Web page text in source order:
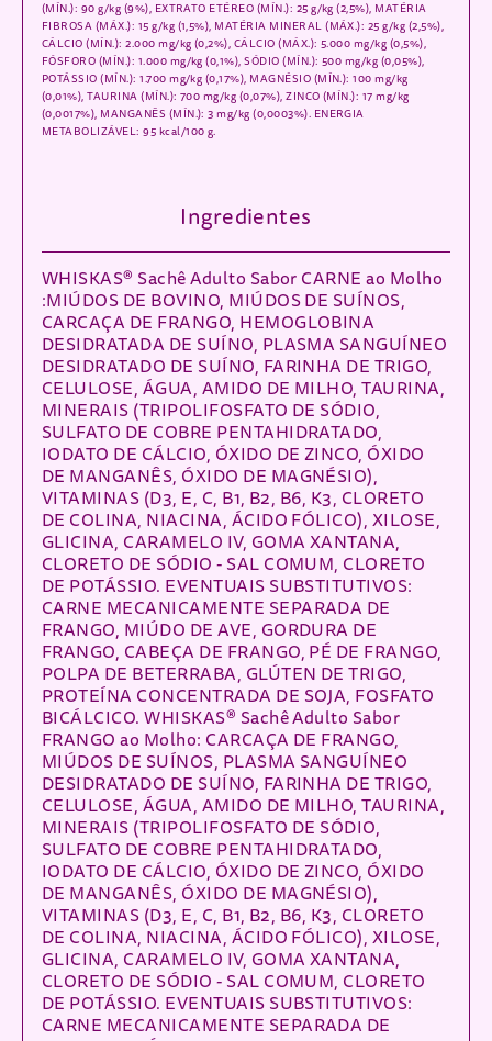
(MÍN.): 90 g/kg (9%), EXTRATO ETÉREO (MÍN.): 25 g/kg (2,5%), MATÉRIA
FIBROSA (MÁX.): 15 g/kg (1,5%), MATÉRIA MINERAL (MÁX.): 25 g/kg (2,5%),
CÁLCIO (MÍN.): 2.000 mg/kg (0,2%), CÁLCIO (MÁX.): 5.000 mg/kg (0,5%),
FÓSFORO (MÍN.): 1.000 mg/kg (0,1%), SÓDIO (MÍN.): 500 mg/kg (0,05%),
POTÁSSIO (MÍN.): 1.700 mg/kg (0,17%), MAGNÉSIO (MÍN.): 100 mg/kg
(0,01%), TAURINA (MÍN.): 700 mg/kg (0,07%), ZINCO (MÍN.): 17 mg/kg
(0,0017%), MANGANÊS (MÍN.): 3 mg/kg (0,0003%). ENERGIA
METABOLIZÁVEL: 95 kcal/100 g.
Ingredientes
WHISKAS® Sachê Adulto Sabor CARNE ao Molho
:MIÚDOS DE BOVINO, MIÚDOS DE SUÍNOS,
CARCAÇA DE FRANGO, HEMOGLOBINA
DESIDRATADA DE SUÍNO, PLASMA SANGUÍNEO
DESIDRATADO DE SUÍNO, FARINHA DE TRIGO,
CELULOSE, ÁGUA, AMIDO DE MILHO, TAURINA,
MINERAIS (TRIPOLIFOSFATO DE SÓDIO,
SULFATO DE COBRE PENTAHIDRATADO,
IODATO DE CÁLCIO, ÓXIDO DE ZINCO, ÓXIDO
DE MANGANÊS, ÓXIDO DE MAGNÉSIO),
VITAMINAS (D3, E, C, B1, B2, B6, K3, CLORETO
DE COLINA, NIACINA, ÁCIDO FÓLICO), XILOSE,
GLICINA, CARAMELO IV, GOMA XANTANA,
CLORETO DE SÓDIO - SAL COMUM, CLORETO
DE POTÁSSIO. EVENTUAIS SUBSTITUTIVOS:
CARNE MECANICAMENTE SEPARADA DE
FRANGO, MIÚDO DE AVE, GORDURA DE
FRANGO, CABEÇA DE FRANGO, PÉ DE FRANGO,
POLPA DE BETERRABA, GLÚTEN DE TRIGO,
PROTEÍNA CONCENTRADA DE SOJA, FOSFATO
BICÁLCICO. WHISKAS® Sachê Adulto Sabor
FRANGO ao Molho: CARCAÇA DE FRANGO,
MIÚDOS DE SUÍNOS, PLASMA SANGUÍNEO
DESIDRATADO DE SUÍNO, FARINHA DE TRIGO,
CELULOSE, ÁGUA, AMIDO DE MILHO, TAURINA,
MINERAIS (TRIPOLIFOSFATO DE SÓDIO,
SULFATO DE COBRE PENTAHIDRATADO,
IODATO DE CÁLCIO, ÓXIDO DE ZINCO, ÓXIDO
DE MANGANÊS, ÓXIDO DE MAGNÉSIO),
VITAMINAS (D3, E, C, B1, B2, B6, K3, CLORETO
DE COLINA, NIACINA, ÁCIDO FÓLICO), XILOSE,
GLICINA, CARAMELO IV, GOMA XANTANA,
CLORETO DE SÓDIO - SAL COMUM, CLORETO
DE POTÁSSIO. EVENTUAIS SUBSTITUTIVOS:
CARNE MECANICAMENTE SEPARADA DE